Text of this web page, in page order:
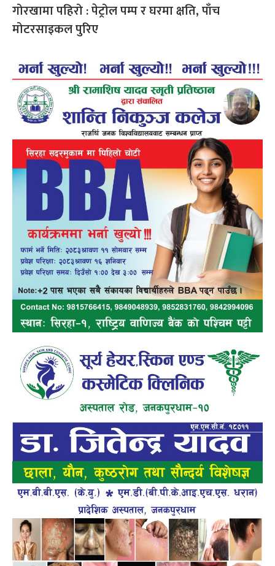
गोरखामा पहिरो : पेट्रोल पम्प र घरमा क्षति, पाँच
मोटरसाइकल पुरिए